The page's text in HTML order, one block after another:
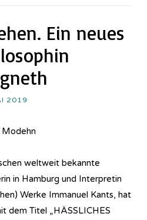
Ein neues
2019
Modehn
weltweit bekannte
in Hamburg und Interpretin
Werke Immanuel Kants, hat
dem Titel „HÄSSLICHES